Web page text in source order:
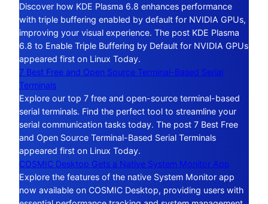
Discover how KDE Plasma 6.8 enhances performance
with triple buffering enabled by default for NVIDIA GPUs,
improving your visual experience. The post KDE Plasma
6.8 to Enable Triple Buffering by Default for NVIDIA GPUs
appeared first on Linux Today.
7 Best Free and Open Source Terminal-Based Serial
Terminals
Explore our top 7 free and open-source terminal-based
serial terminals. Find the perfect tool to streamline your
serial communication tasks today. The post 7 Best Free
and Open Source Terminal-Based Serial Terminals
appeared first on Linux Today.
COSMIC Desktop Gets a Native System Monitor App
Explore the features of the native System Monitor app
now available on COSMIC Desktop, providing users with